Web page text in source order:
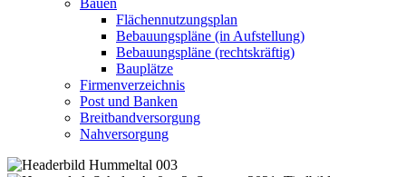
Bauen
Flächennutzungsplan
Bebauungspläne (in Aufstellung)
Bebauungspläne (rechtskräftig)
Bauplätze
Firmenverzeichnis
Post und Banken
Breitbandversorgung
Nahversorgung